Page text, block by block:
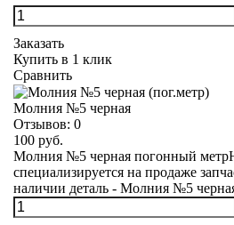
Заказать
Купить в 1 клик
Сравнить
Молния №5 черная
Отзывов: 0
100 руб.
Молния №5 черная погонный
специализируется на продаже
наличии деталь - Молния №5